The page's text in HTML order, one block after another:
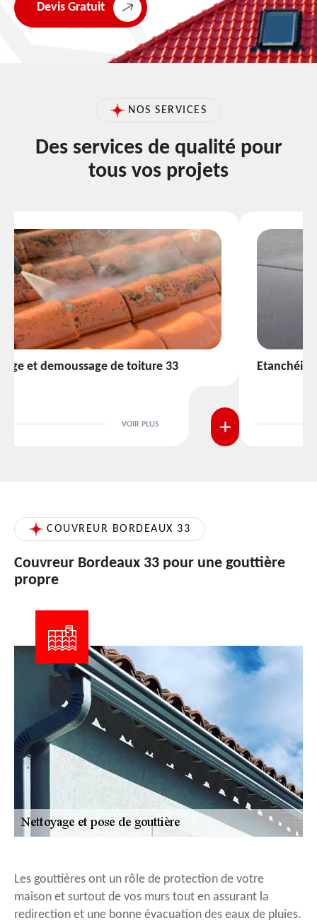
Devis Gratuit
NOS SERVICES
Des services de qualité pour
tous vos projets
Etanchéité toiture 33
VOIR PLUS
COUVREUR BORDEAUX 33
Couvreur Bordeaux 33 pour une gouttière
propre
Les gouttières ont un rôle de protection de votre
maison et surtout de vos murs tout en assurant la
redirection et une bonne évacuation des eaux de pluies.